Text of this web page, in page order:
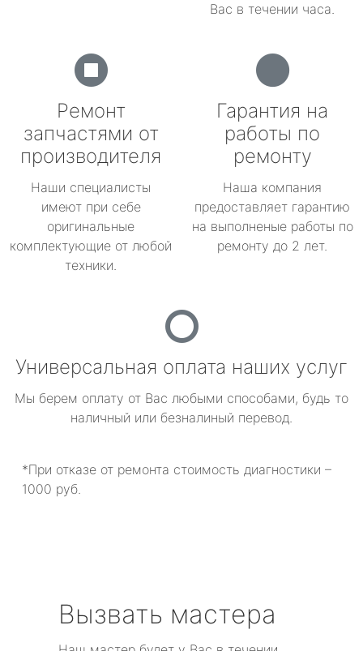
Вас в течении часа.
Ремонт
запчастями от
производителя
Наши специалисты
имеют при себе
оригинальные
комплектующие от любой
техники.
Гарантия на
работы по
ремонту
Наша компания
предоставляет гарантию
на выполненые работы по
ремонту до 2 лет.
Универсальная оплата наших услуг
Мы берем оплату от Вас любыми способами, будь то
наличный или безналиный перевод.
*При отказе от ремонта стоимость диагностики –
1000 руб.
Вызвать мастера